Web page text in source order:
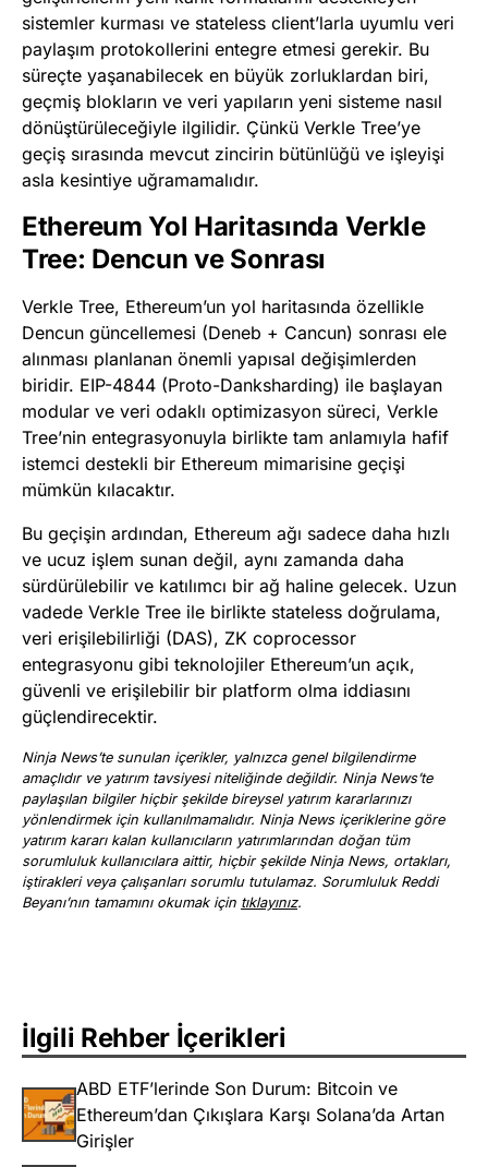
sistemler kurması ve stateless client’larla uyumlu veri
paylaşım protokollerini entegre etmesi gerekir. Bu
süreçte yaşanabilecek en büyük zorluklardan biri,
geçmiş blokların ve veri yapıların yeni sisteme nasıl
dönüştürüleceğiyle ilgilidir. Çünkü Verkle Tree’ye
geçiş sırasında mevcut zincirin bütünlüğü ve işleyişi
asla kesintiye uğramamalıdır.
Ethereum Yol Haritasında Verkle
Tree: Dencun ve Sonrası
Verkle Tree, Ethereum’un yol haritasında özellikle
Dencun güncellemesi (Deneb + Cancun) sonrası ele
alınması planlanan önemli yapısal değişimlerden
biridir. EIP-4844 (Proto-Danksharding) ile başlayan
modular ve veri odaklı optimizasyon süreci, Verkle
Tree’nin entegrasyonuyla birlikte tam anlamıyla hafif
istemci destekli bir Ethereum mimarisine geçişi
mümkün kılacaktır.
Bu geçişin ardından, Ethereum ağı sadece daha hızlı
ve ucuz işlem sunan değil, aynı zamanda daha
sürdürülebilir ve katılımcı bir ağ haline gelecek. Uzun
vadede Verkle Tree ile birlikte stateless doğrulama,
veri erişilebilirliği (DAS), ZK coprocessor
entegrasyonu gibi teknolojiler Ethereum’un açık,
güvenli ve erişilebilir bir platform olma iddiasını
güçlendirecektir.
Ninja News’te sunulan içerikler, yalnızca genel bilgilendirme
amaçlıdır ve yatırım tavsiyesi niteliğinde değildir. Ninja News’te
paylaşılan bilgiler hiçbir şekilde bireysel yatırım kararlarınızı
yönlendirmek için kullanılmamalıdır. Ninja News içeriklerine göre
yatırım kararı kalan kullanıcıların yatırımlarından doğan tüm
sorumluluk kullanıcılara aittir, hiçbir şekilde Ninja News, ortakları,
iştirakleri veya çalışanları sorumlu tutulamaz. Sorumluluk Reddi
Beyanı’nın tamamını okumak için tıklayınız.
İlgili Rehber İçerikleri
ABD ETF’lerinde Son Durum: Bitcoin ve
Ethereum’dan Çıkışlara Karşı Solana’da Artan
Girişler